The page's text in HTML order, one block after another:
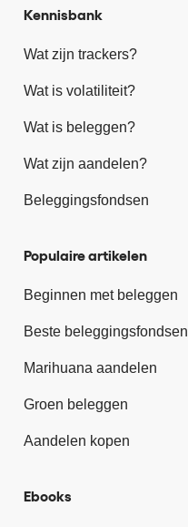
Kennisbank
Wat zijn trackers?
Wat is volatiliteit?
Wat is beleggen?
Wat zijn aandelen?
Beleggingsfondsen
Populaire artikelen
Beginnen met beleggen
Beste beleggingsfondsen
Marihuana aandelen
Groen beleggen
Aandelen kopen
Ebooks